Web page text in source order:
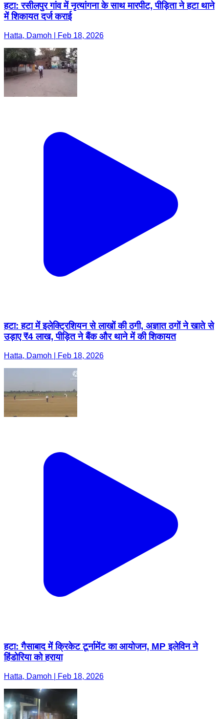
हटा: रसीलपुर गांव में नृत्यांगना के साथ मारपीट, पीड़िता ने हटा थाने
में शिकायत दर्ज कराई
Hatta, Damoh | Feb 18, 2026
हटा: हटा में इलेक्ट्रिशियन से लाखों की ठगी, अज्ञात ठगों ने खाते से
उड़ाए ₹4 लाख, पीड़ित ने बैंक और थाने में की शिकायत
Hatta, Damoh | Feb 18, 2026
हटा: गैसाबाद में क्रिकेट टूर्नामेंट का आयोजन, MP इलेविन ने
हिंडोरिया को हराया
Hatta, Damoh | Feb 18, 2026